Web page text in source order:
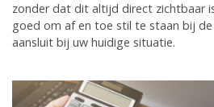
zonder dat dit altijd direct zichtbaar
goed om af en toe stil te staan bij
aansluit bij uw huidige situatie.